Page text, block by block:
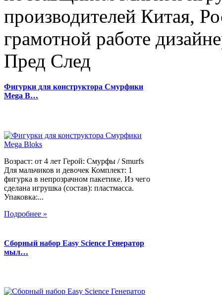
производителей Китая,
грамотной работе
Пред След
Фигурки для конструктора Смурфики
Mega B…
Возраст: от 4 лет Герой: Смурфы / Smurfs
Для мальчиков и девочек Комплект: 1
фигурка в непрозрачном пакетике. Из чего
сделана игрушка (состав): пластмасса.
Упаковка:...
Подробнее »
Сборный набор Easy Science Генератор
мыл…